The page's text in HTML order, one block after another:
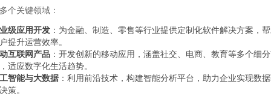
个关键领域：
级应用开发 ：为金融、制造、零售等行业提供定制化软件解决方案，
提升运营效率。
互联网产品 ：开发创新的移动应用，涵盖社交、电商、教育等多个细
适应数字化生活趋势。
智能与大数据 ：利用前沿技术，构建智能分析平台，助力企业实现数
策。